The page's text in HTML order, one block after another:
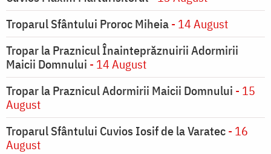
Troparul Sfântului Proroc Miheia- 14 August
Tropar la Praznicul Înainteprăznuirii Adormirii
Maicii Domnului - 14 August
Tropar la Praznicul Adormirii Maicii Domnului - 15
August
Troparul Sfântului Cuvios Iosif de la Varatec- 16
August